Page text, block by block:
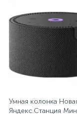
Умная колонка
Яндекс.Станция
Сейфы
Системы
Стеллажи